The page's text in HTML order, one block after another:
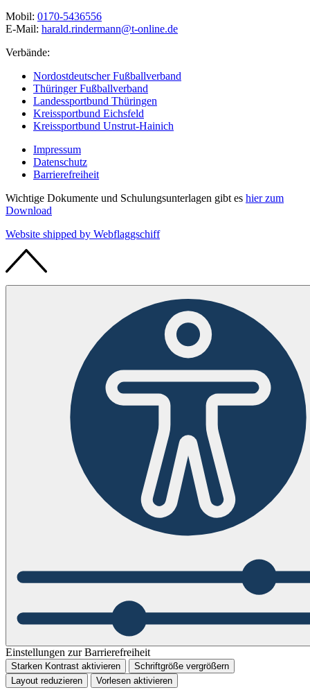
Mobil: 0170-5436556
E-Mail: harald.rindermann@t-online.de
Verbände:
Nordostdeutscher Fußballverband
Thüringer Fußballverband
Landessportbund Thüringen
Kreissportbund Eichsfeld
Kreissportbund Unstrut-Hainich
Impressum
Datenschutz
Barrierefreiheit
Wichtige Dokumente und Schulungsunterlagen gibt es hier zum
Download
Website shipped by Webflaggschiff
Einstellungen zur Barrierefreiheit
Starken Kontrast aktivieren
Schriftgröße vergrößern
Layout reduzieren
Vorlesen aktivieren